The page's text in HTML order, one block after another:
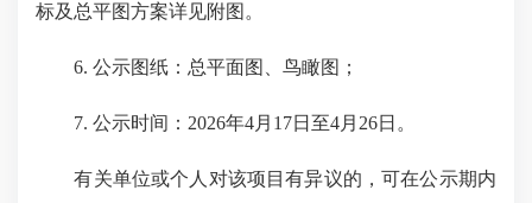
标及 总平图方案详见附图。
6. 公示图纸：总平面图、鸟瞰图；
7. 公示时间：2026年4月17日至4月26日。
有关单位或个人对该项目有异议的，可在公示期内